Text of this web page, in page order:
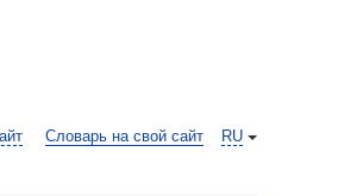
RU
Словарь на свой сайт